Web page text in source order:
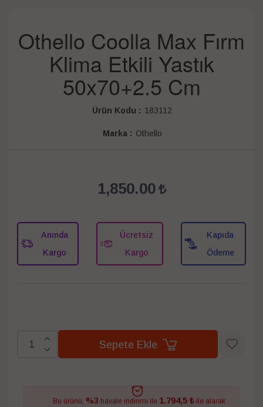
Othello Coolla Max Fırm
Klima Etkili Yastık
50x70+2.5 Cm
Ürün Kodu : 183112
Marka : Othello
1,850.00
Anında
Kargo
Ücretsiz
Kargo
Kapıda
Ödeme
Sepete Ekle
Bu ürünü, %3 havale indirimi ile 1.794,5 ₺ile alarak